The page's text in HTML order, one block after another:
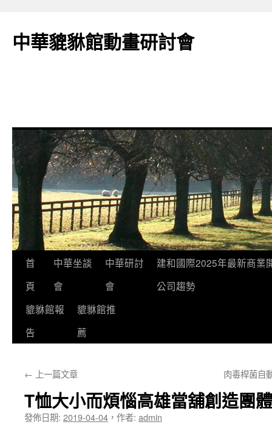
主
中華貔貅館動畫研討會
首
頁
中華坐談
會
中華研討
會
建和國際2025年最新商業
公司趨勢
貔貅館報
告
貔貅館推
薦
← 上一篇文章 肉毒桿菌自
T恤大小而煩惱高雄當舖創造團
發佈日期: 2019-04-04 ， 作者: admin